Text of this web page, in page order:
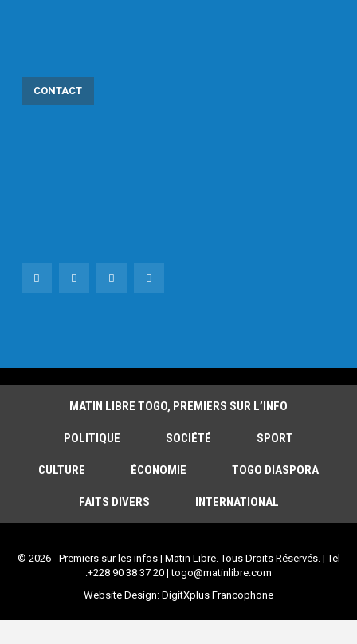
CONTACT
MATIN LIBRE TOGO, PREMIERS SUR L’INFO
POLITIQUE SOCIÉTÉ SPORT
CULTURE ÉCONOMIE TOGO DIASPORA
FAITS DIVERS INTERNATIONAL
© 2026 - Premiers sur les infos | Matin Libre. Tous Droits Réservés. | Tel
:+228 90 38 37 20 | togo@matinlibre.com
Website Design: DigitXplus Francophone